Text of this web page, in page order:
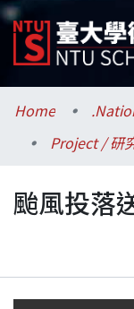
Communities
Research
Fundings &
Home
Project / 研
颱風投落